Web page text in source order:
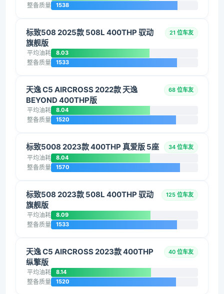
整备质量 1538
标致508 2025款 508L 400THP 驭动
旗舰版
21 位车友
平均油耗 8.03
整备质量 1533
天逸 C5 AIRCROSS 2022款 天逸
BEYOND 400THP版
68 位车友
平均油耗 8.04
整备质量 1520
标致5008 2023款 400THP 真爱版 5座 34 位车友
平均油耗 8.04
整备质量 1570
标致508 2023款 508L 400THP 驭动
旗舰版
125 位车友
平均油耗 8.09
整备质量 1533
天逸 C5 AIRCROSS 2023款 400THP
纵擎版
40 位车友
平均油耗 8.14
整备质量 1520